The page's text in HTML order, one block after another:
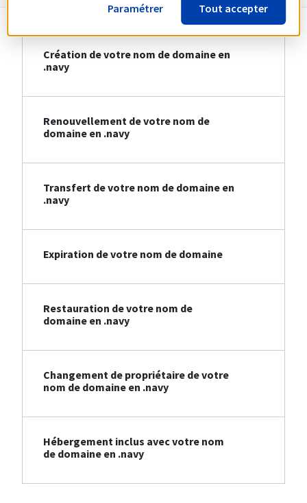
Création de votre nom de domaine en
.navy
Renouvellement de votre nom de
domaine en .navy
Transfert de votre nom de domaine en
.navy
Expiration de votre nom de domaine
Restauration de votre nom de
domaine en .navy
Changement de propriétaire de votre
nom de domaine en .navy
Hébergement inclus avec votre nom
de domaine en .navy
Paramétrer Tout accepter